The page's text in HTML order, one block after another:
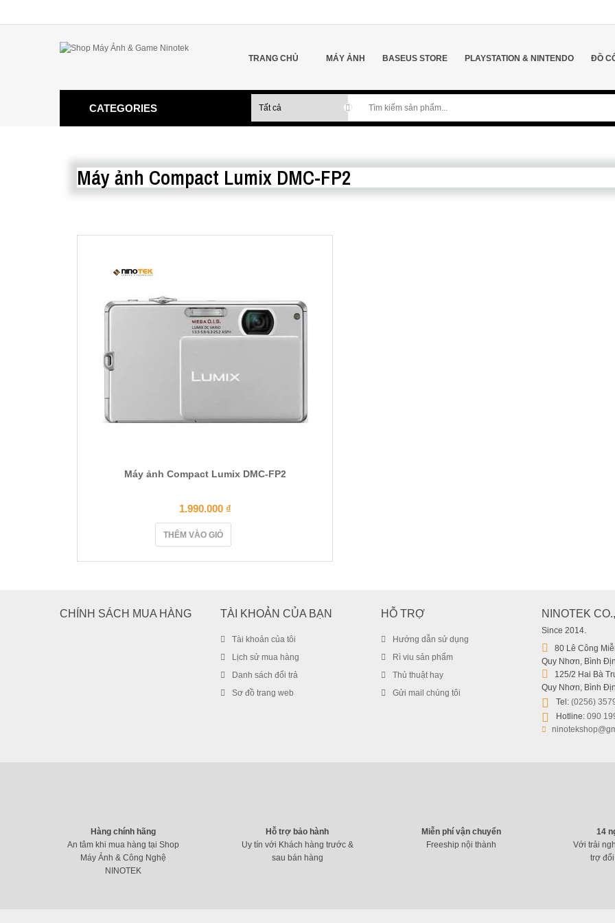
TRANG CHỦ MÁY ẢNH BASEUS STORE PLAYSTATION & NINTENDO ĐỒ
CATEGORIES
Máy ảnh Compact Lumix DMC-FP2
Máy ảnh Compact Lumix DMC-FP2
1.990.000 ₫
THÊM VÀO GIỎ
CHÍNH SÁCH MUA HÀNG TÀI KHOẢN CỦA BẠN
Tài khoản của tôi
Lịch sử mua hàng
Danh sách đổi trả
Sơ đồ trang web
HỖ TRỢ
Hướng dẫn sử dụng
Rì viu sản phẩm
Thủ thuật hay
Gửi mail chúng tôi
NINOTEK
Since 2014.
80 Lê Công
Quy Nhơn, Bình
125/2 Hai Bà
Quy Nhơn, Bình
Tel: (0256)
Hotline: 090
Hàng chính hãng
An tâm khi mua hàng tại Shop
Máy Ảnh & Công Nghệ
NINOTEK
Hỗ trợ bảo hành
Uy tín với Khách hàng trước &
sau bán hàng
Miễn phí vận chuyển
Freeship nội thành
14
Với trải
trợ